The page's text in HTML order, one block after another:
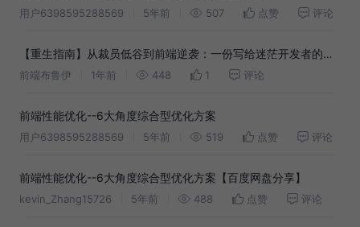
用户6398595288569 5年前 507 点赞 评论
【重生指南】从裁员低谷到前端逆袭：一份写给迷茫开发者的全
方位突围攻略
前端布鲁伊 1年前 448 1 评论
前端性能优化--6大角度综合型优化方案
用户6398595288569 5年前 519 点赞 评论
前端性能优化--6大角度综合型优化方案【百度网盘分享】
kevin_Zhang15726 5年前 488 点赞 评论